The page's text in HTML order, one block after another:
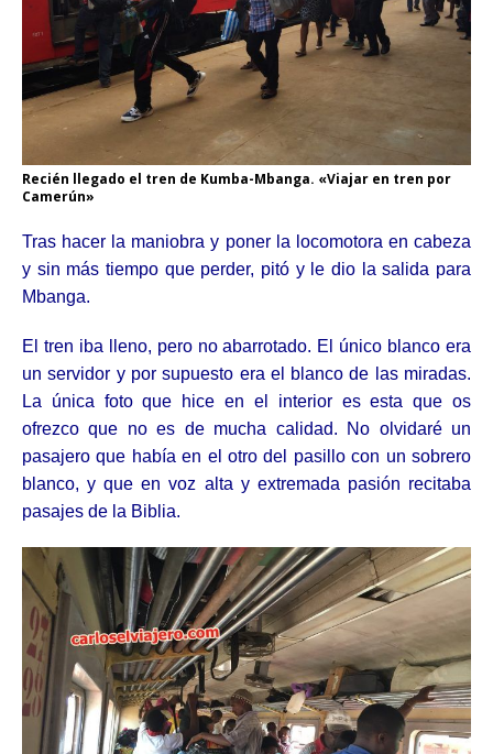
Recién llegado el tren de Kumba-Mbanga. «Viajar en tren por
Camerún»
Tras hacer la maniobra y poner la locomotora en cabeza
y sin más tiempo que perder, pitó y le dio la salida para
Mbanga.
El tren iba lleno, pero no abarrotado. El único blanco era
un servidor y por supuesto era el blanco de las miradas.
La única foto que hice en el interior es esta que os
ofrezco que no es de mucha calidad. No olvidaré un
pasajero que había en el otro del pasillo con un sobrero
blanco, y que en voz alta y extremada pasión recitaba
pasajes de la Biblia.